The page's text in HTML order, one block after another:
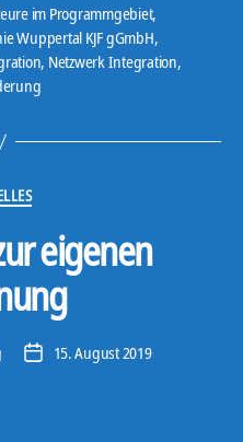
WiKi“
im Programmgebiet,
Wuppertal KJF gGmbH,
, Netzwerk Integration,
eigenen
Veröffentlichungsdatum
15. August 2019